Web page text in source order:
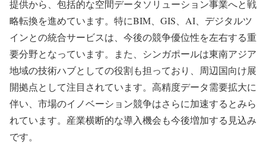
提供から、包括的な空間データソリューション事業へと戦
略転換を進めています。特にBIM、GIS、AI、デジタルツ
インとの統合サービスは、今後の競争優位性を左右する重
要分野となっています。また、シンガポールは東南アジア
地域の技術ハブとしての役割も担っており、周辺国向け展
開拠点として注目されています。高精度データ需要拡大に
伴い、市場のイノベーション競争はさらに加速するとみら
れています。産業横断的な導入機会も今後増加する見込み
です。